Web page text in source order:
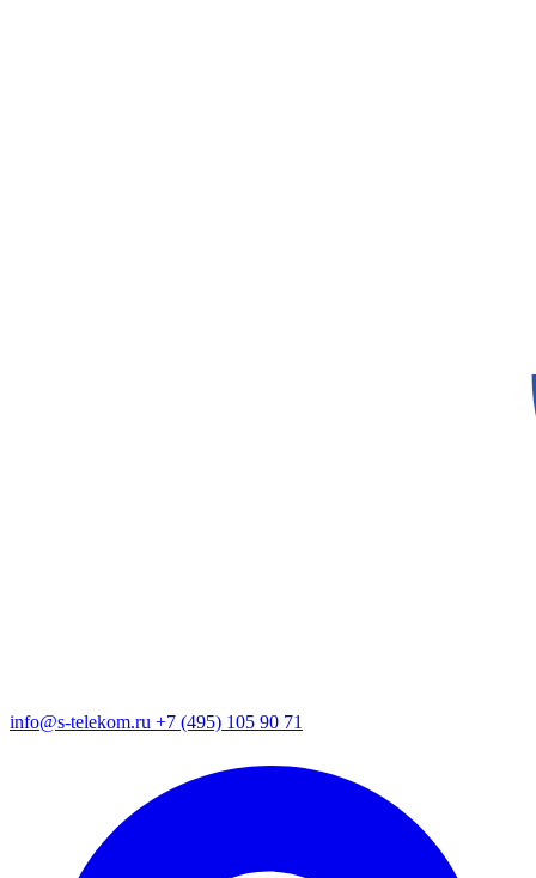
info@s-telekom.ru +7 (495) 105 90 71